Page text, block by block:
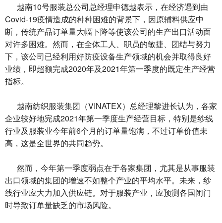
越南10号服装总公司总经理申德越表示，在经济遇到由
Covid-19疫情造成的种种困难的背景下，因原辅料供应中
断，传统产品订单量大幅下降等使该公司的生产出口活动面
对许多困难。然而，在全体工人、职员的敏捷、团结与努力
下，该公司已经利用好防疫设备生产领域的机会并取得良好
业绩，即超额完成2020年及2021年第一季度的既定生产经营
指标。
越南纺织服装集团（VINATEX）总经理黎进长认为，各家
企业较好地完成2021年第一季度生产经营目标，特别是纱线
行业及服装业今年前6个月的订单量饱满，不过订单价值未
高，这是全世界的共同趋势。
然而，今年第一季度弱点在于各家集团，尤其是从事服装
出口领域的集团的增速不如整个产业的平均水平。未来，纱
线行业应大力加入供应链。对于服装产业，应预测各国闭门
时导致订单量缺乏的市场风险。